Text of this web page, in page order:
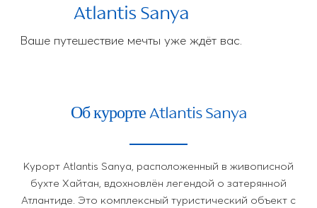
Atlantis Sanya
Ваше путешествие мечты уже ждёт вас.
Об курорте Atlantis Sanya
Курорт Atlantis Sanya, расположенный в живописной
бухте Хайтан, вдохновлён легендой о затерянной
Атлантиде. Это комплексный туристический объект с